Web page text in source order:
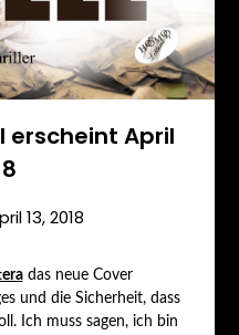
erscheint April
13, 2018
das neue Cover
und die Sicherheit, dass
Ich muss sagen, ich bin